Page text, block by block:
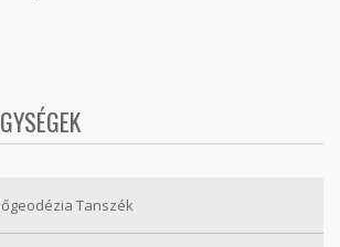
Tanszék